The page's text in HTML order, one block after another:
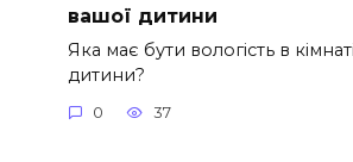
вашої дитини
Яка має бути вологість в
дитини?
0 37